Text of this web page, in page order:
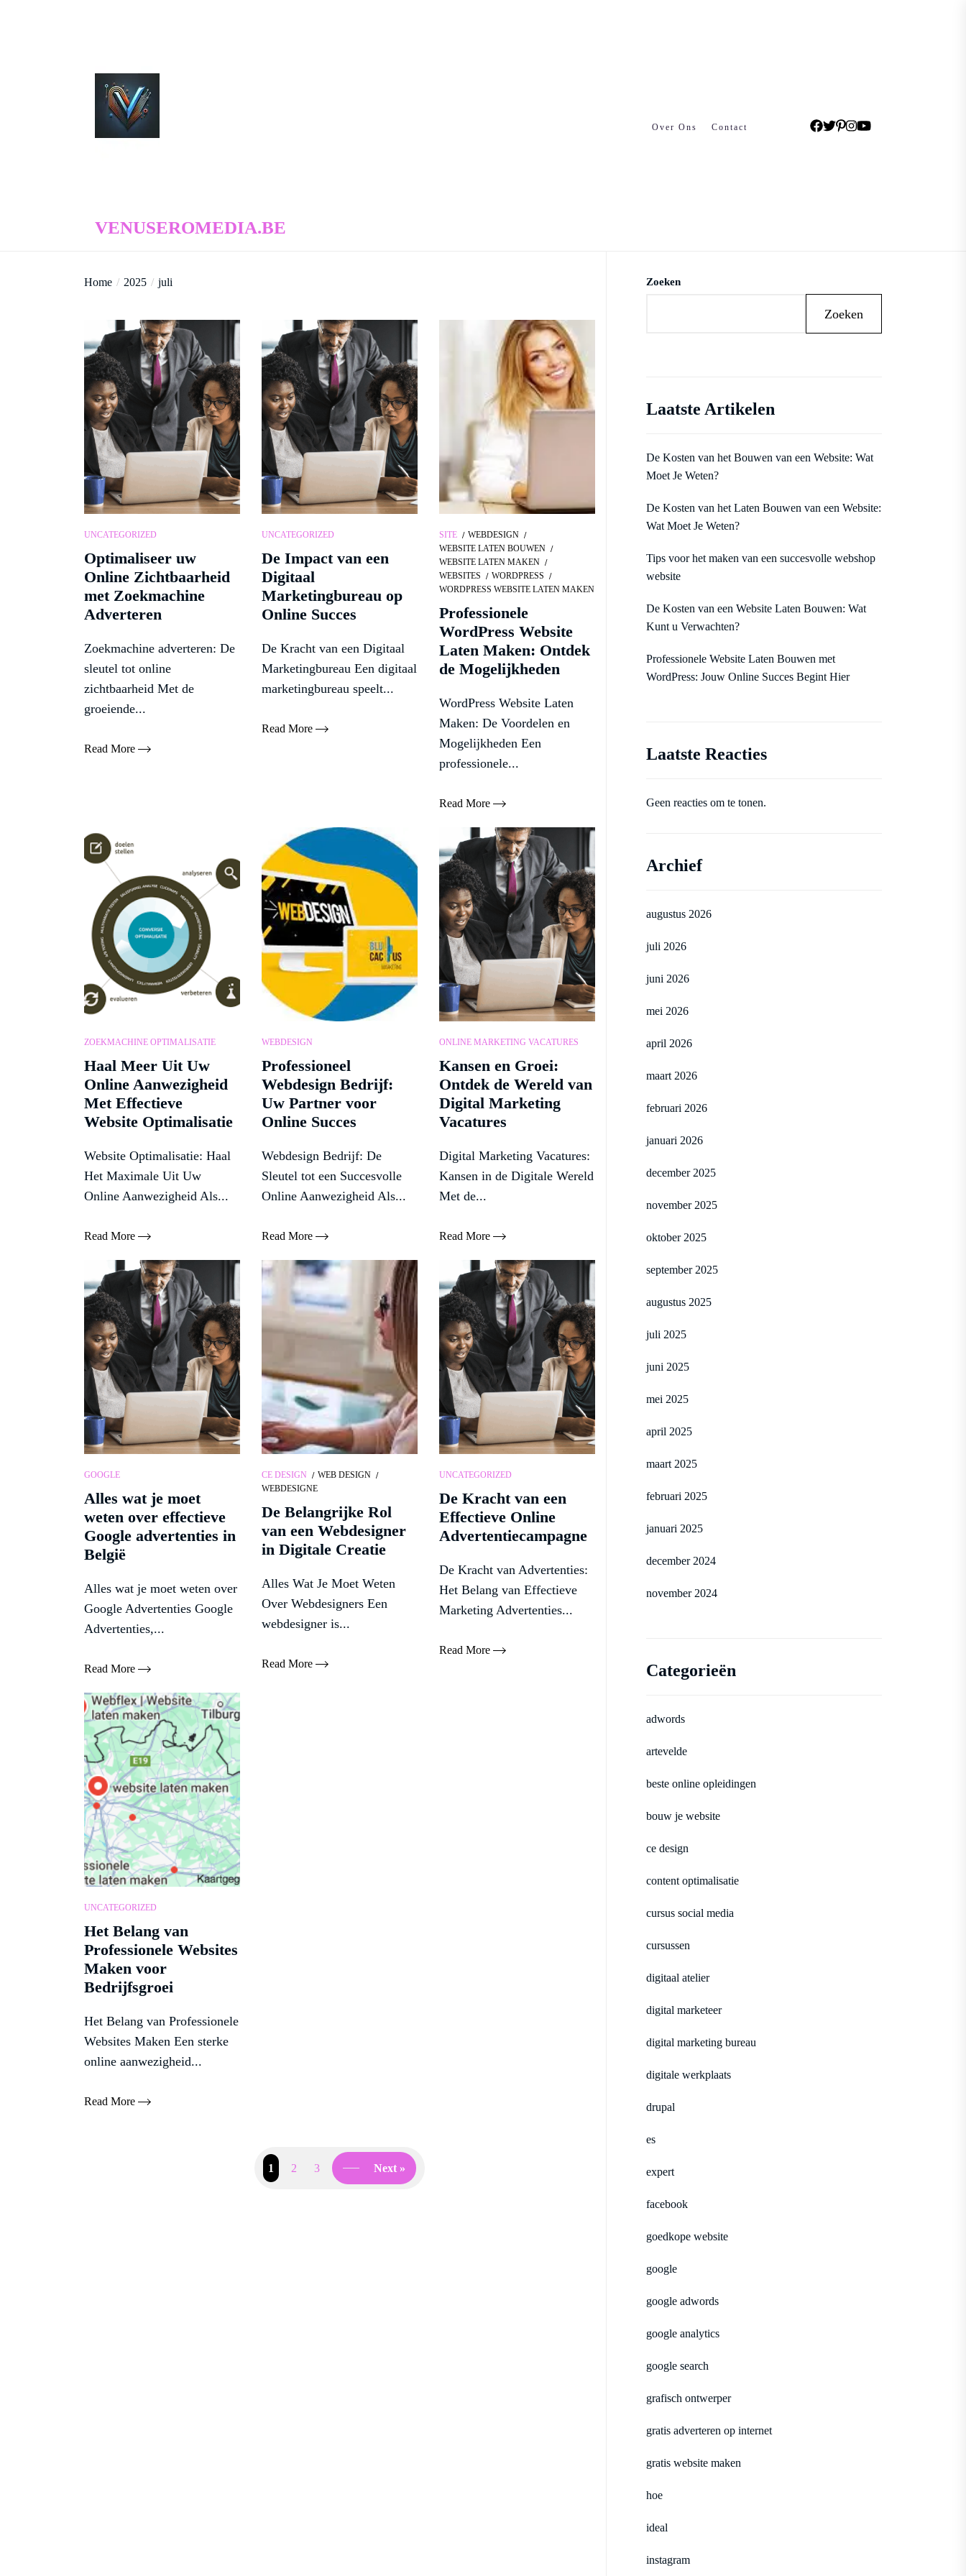
venuseromedia.be
VENUSEROMEDIA.BE
Over Ons Contact
Home 2025 juli
UNCATEGORIZED
Optimaliseer uw
Online Zichtbaarheid
met Zoekmachine
Adverteren
Zoekmachine adverteren: De
sleutel tot online
zichtbaarheid Met de
groeiende...
Read More
UNCATEGORIZED
De Impact van een
Digitaal
Marketingbureau op
Online Succes
De Kracht van een Digitaal
Marketingbureau Een digitaal
marketingbureau speelt...
Read More
SITE
WEBDESIGN
WEBSITE LATEN BOUWEN
WEBSITE LATEN MAKEN
WEBSITES
WORDPRESS
WORDPRESS WEBSITE LATEN MAKEN
Professionele
WordPress Website
Laten Maken: Ontdek
de Mogelijkheden
WordPress Website Laten
Maken: De Voordelen en
Mogelijkheden Een
professionele...
Read More
ZOEKMACHINE OPTIMALISATIE
Haal Meer Uit Uw
Online Aanwezigheid
Met Effectieve
Website Optimalisatie
Website Optimalisatie: Haal
Het Maximale Uit Uw
Online Aanwezigheid Als...
Read More
WEBDESIGN
Professioneel
Webdesign Bedrijf:
Uw Partner voor
Online Succes
Webdesign Bedrijf: De
Sleutel tot een Succesvolle
Online Aanwezigheid Als...
Read More
ONLINE MARKETING VACATURES
Kansen en Groei:
Ontdek de Wereld van
Digital Marketing
Vacatures
Digital Marketing Vacatures:
Kansen in de Digitale Wereld
Met de...
Read More
GOOGLE
Alles wat je moet
weten over effectieve
Google advertenties in
België
Alles wat je moet weten over
Google Advertenties Google
Advertenties,...
Read More
CE DESIGN
WEB DESIGN
WEBDESIGNE
De Belangrijke Rol
van een Webdesigner
in Digitale Creatie
Alles Wat Je Moet Weten
Over Webdesigners Een
webdesigner is...
Read More
UNCATEGORIZED
De Kracht van een
Effectieve Online
Advertentiecampagne
De Kracht van Advertenties:
Het Belang van Effectieve
Marketing Advertenties...
Read More
UNCATEGORIZED
Het Belang van
Professionele Websites
Maken voor
Bedrijfsgroei
Het Belang van Professionele
Websites Maken Een sterke
online aanwezigheid...
Read More
Posts
navigation
1 2 3 Next »
Zoeken
Zoeken
Laatste Artikelen
De Kosten van het Bouwen van een Website: Wat
Moet Je Weten?
De Kosten van het Laten Bouwen van een Website:
Wat Moet Je Weten?
Tips voor het maken van een succesvolle webshop
website
De Kosten van een Website Laten Bouwen: Wat
Kunt u Verwachten?
Professionele Website Laten Bouwen met
WordPress: Jouw Online Succes Begint Hier
Laatste Reacties
Geen reacties om te tonen.
Archief
augustus 2026
juli 2026
juni 2026
mei 2026
april 2026
maart 2026
februari 2026
januari 2026
december 2025
november 2025
oktober 2025
september 2025
augustus 2025
juli 2025
juni 2025
mei 2025
april 2025
maart 2025
februari 2025
januari 2025
december 2024
november 2024
Categorieën
adwords
artevelde
beste online opleidingen
bouw je website
ce design
content optimalisatie
cursus social media
cursussen
digitaal atelier
digital marketeer
digital marketing bureau
digitale werkplaats
drupal
es
expert
facebook
goedkope website
google
google adwords
google analytics
google search
grafisch ontwerper
gratis adverteren op internet
gratis website maken
hoe
ideal
instagram